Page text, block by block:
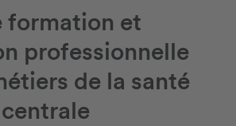
formation et
professionnelle
de la santé